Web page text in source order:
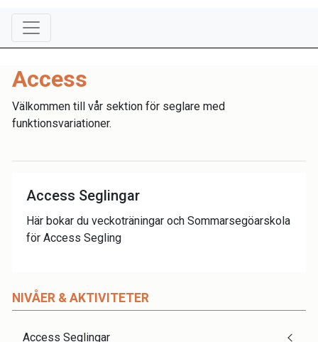
NIVÅER & AKTIVITETER
Access Seglingar
Access
Välkommen till vår sektion för seglare med
funktionsvariationer.
Access Seglingar
Här bokar du veckoträningar och Sommarsegöarskola
för Access Segling